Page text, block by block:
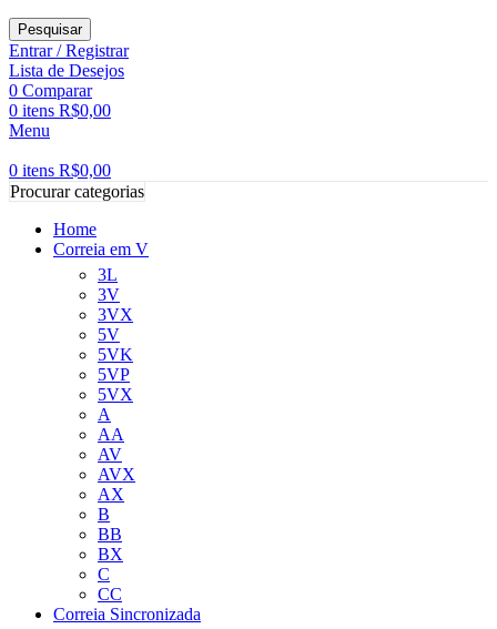
Pesquisar
Entrar / Registrar
Lista de Desejos
0 Comparar
0 itens R$0,00
Menu
0 itens R$0,00
Procurar categorias
Home
Correia em V
3L
3V
3VX
5V
5VK
5VP
5VX
A
AA
AV
AVX
AX
B
BB
BX
C
CC
Correia Sincronizada